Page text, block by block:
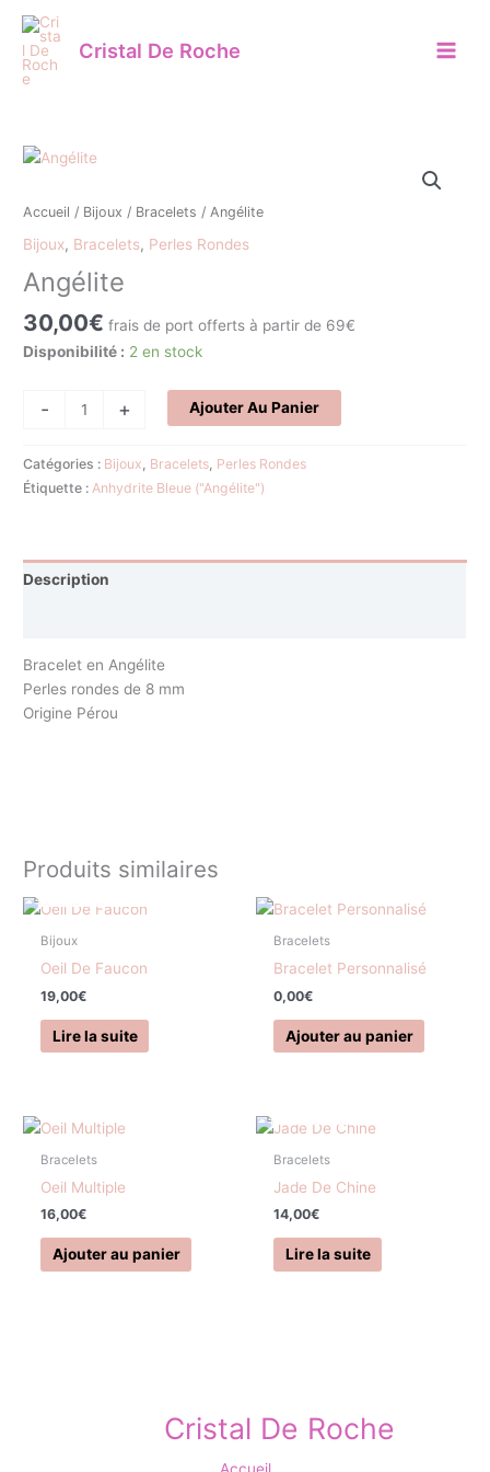
contenu
Cristal De Roche
Accueil / Bijoux / Bracelets / Angélite
Bijoux, Bracelets, Perles Rondes
Angélite
30,00€ frais de port offerts à partir de 69€
Disponibilité : 2 en stock
-
quantité
Angélite
+ Ajouter Au Panier
Catégories : Bijoux Bracelets Perles Rondes
Étiquette : Anhydrite Bleue ("Angélite")
Description
Bracelet en Angélite
Perles rondes de 8 mm
Origine Pérou
Produits similaires
EN RUPTURE DE STOCK
Bijoux
Oeil De Faucon
19,00€
Lire la suite
Bracelets
Bracelet Personnalisé
0,00€
Ajouter au panier
Bracelets
Oeil Multiple
16,00€
Ajouter au panier
Bracelets
Jade De Chine
14,00€
Lire la suite
Cristal De Roche